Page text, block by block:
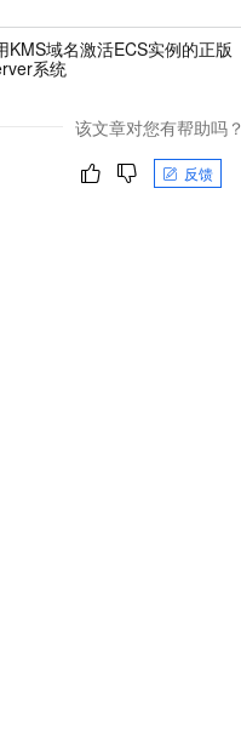
KMS域名激活ECS实例的正版
系统
该文章对您有帮助吗？
反馈